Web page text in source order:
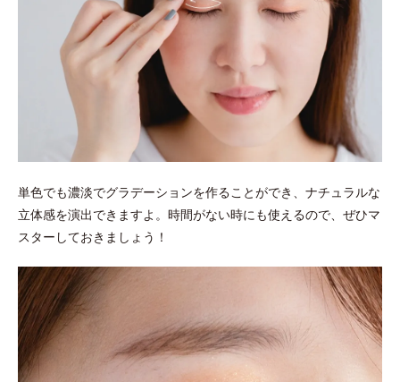
単色でも濃淡でグラデーションを作ることができ、ナチュラルな
立体感を演出できますよ。時間がない時にも使えるので、ぜひマ
スターしておきましょう！